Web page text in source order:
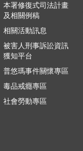
本署修復式司法計畫
及相關例稿
相關活動訊息
被害人刑事訴訟資訊
獲知平台
普悠瑪事件關懷專區
毒品戒癮專區
社會勞動專區